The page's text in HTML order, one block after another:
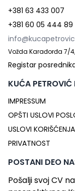
+381 63 433 007
+381 60 05 444 89
Vožda Karađorđa 7/
Registar
KUĆA PETROVIĆ
IMPRESSUM
OPŠTI USLOVI
USLOVI KORIŠĆENJA
PRIVATNOST
POSTANI DEO
Pošalji svoj CV na